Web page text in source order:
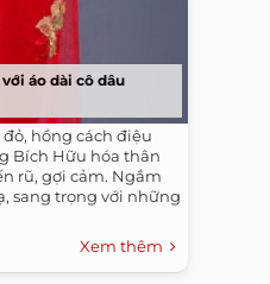
áo dài cô dâu
hồng cách điệu
Bích Hữu hóa thân
rũ, gợi cảm. Ngắm
sang trọng với những
Xem thêm